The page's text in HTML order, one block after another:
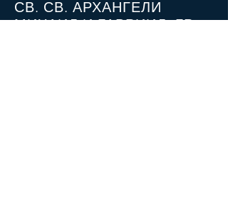
СВ. СВ. АРХАНГЕЛИ
МИХАИЛ И ГАВРИИЛ, ГР.